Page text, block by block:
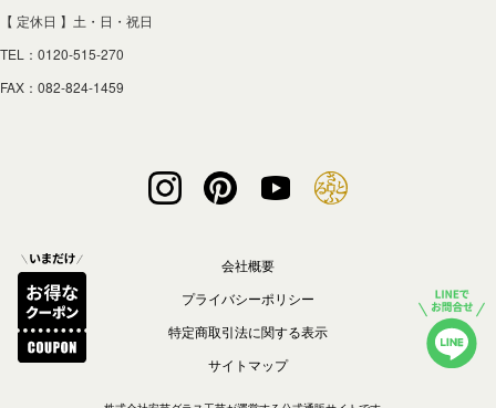
【 定休日 】土・日・祝日
TEL：0120-515-270
FAX：082-824-1459
会社概要
プライバシーポリシー
特定商取引法に関する表示
サイトマップ